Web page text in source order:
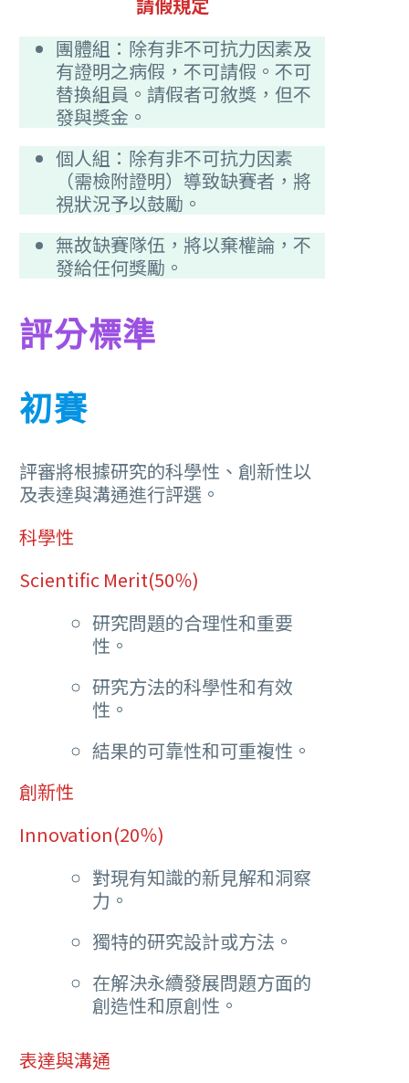
請假規定
團體組：除有非不可抗力因素及
有證明之病假，不可請假。不可
替換組員。請假者可敘獎，但不
發與獎金。
個人組：除有非不可抗力因素
（需檢附證明）導致缺賽者，將
視狀況予以鼓勵。
無故缺賽隊伍，將以棄權論，不
發給任何獎勵。
評分標準
初賽
評審將根據研究的科學性、創新性以
及表達與溝通進行評選。
科學性
Scientific Merit(50％)
研究問題的合理性和重要
性。
研究方法的科學性和有效
性。
結果的可靠性和可重複性。
創新性
Innovation(20％)
對現有知識的新見解和洞察
力。
獨特的研究設計或方法。
在解決永續發展問題方面的
創造性和原創性。
表達與溝通